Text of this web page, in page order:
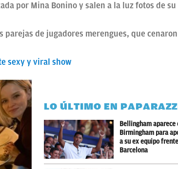
por Mina Bonino y salen a la luz fotos de su
de jugadores merengues, que
sexy y viral show
LO ÚLTIMO EN
Bellingham aparece
Birmingham para
a su ex equipo
Barcelona